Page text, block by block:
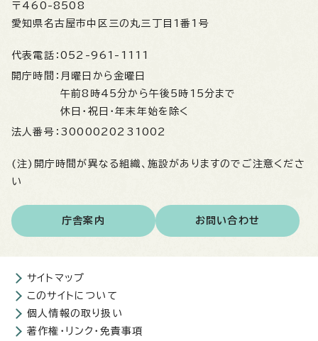
〒460-8508
愛知県名古屋市中区三の丸三丁目1番1号
代表電話： 052-961-1111
開庁時間： 月曜日から金曜日
午前8時45分から午後5時15分まで
休日・祝日・年末年始を除く
法人番号： 3000020231002
(注)開庁時間が異なる組織、施設がありますのでご注意くださ
い
庁舎案内 お問い合わせ
サイトマップ
このサイトについて
個人情報の取り扱い
著作権・リンク・免責事項